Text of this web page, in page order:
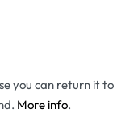
you can return it to
More info.